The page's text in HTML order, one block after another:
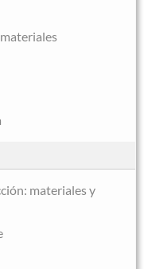
materiales y